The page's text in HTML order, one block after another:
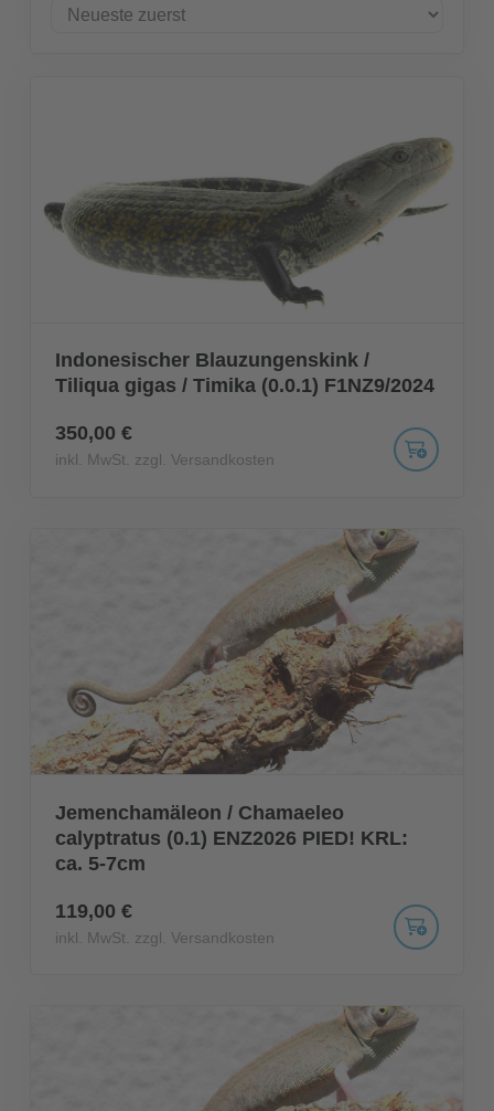
Indonesischer Blauzungenskink /
Tiliqua gigas / Timika (0.0.1) F1NZ9/2024
350,00 €
inkl. MwSt. zzgl. Versandkosten
Jemenchamäleon / Chamaeleo
calyptratus (0.1) ENZ2026 PIED! KRL:
ca. 5-7cm
119,00 €
inkl. MwSt. zzgl. Versandkosten